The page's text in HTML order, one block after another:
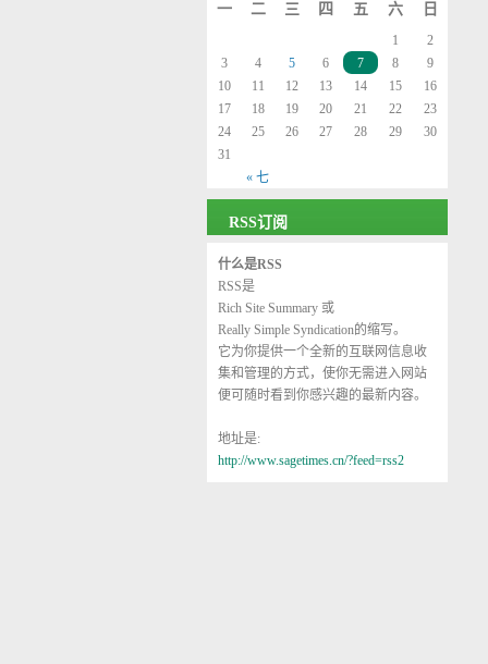
一 二 三 四 五 六 日
« 七
1
2
3
4 5 6 7 8
9
10
11 12 13 14 15
16
17
18 19 20 21 22
23
24
25 26 27 28 29
30
31
RSS订阅
什么是RSS
RSS是
Rich Site Summary 或
Really Simple Syndication的缩写。
它为你提供一个全新的互联网信息收
集和管理的方式，使你无需进入网站
便可随时看到你感兴趣的最新内容。
地址是:
http://www.sagetimes.cn/?feed=rss2